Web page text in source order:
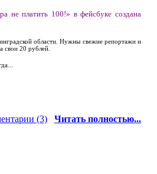
платить 100!» в фейсбуке создана
области. Нужны свежие репортажи и
свои 20 рублей.
(3) Читать полностью...